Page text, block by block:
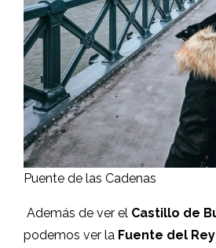
Puente de las Cadenas
Además de ver el Castillo de
podemos ver la Fuente del